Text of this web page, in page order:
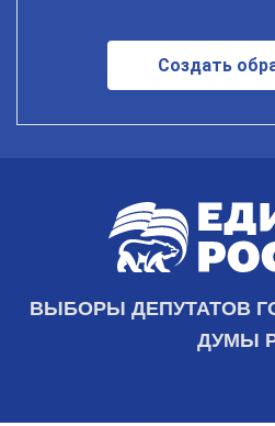
Создать
ВЫБОРЫ ДЕПУТАТОВ
ДУМЫ